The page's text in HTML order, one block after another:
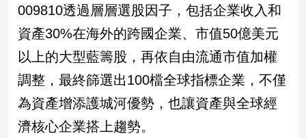
活
建
築/
室
設
計
009810透過層層選股因子，包括企業收入和
資產30%在海外的跨國企業、市值50億美元
以上的大型藍籌股，再依自由流通市值加權
調整，最終篩選出100檔全球指標企業，不僅
為資產增添護城河優勢，也讓資產與全球經
濟核心企業搭上趨勢。